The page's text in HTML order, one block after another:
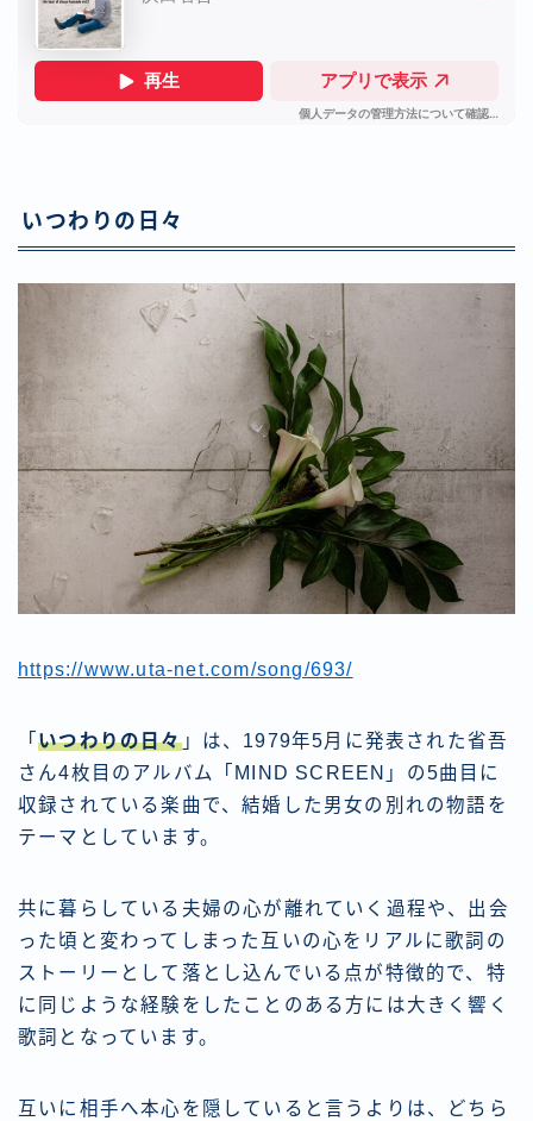
いつわりの日々
https://www.uta-net.com/song/693/
「いつわりの日々」は、1979年5月に発表された省吾
さん4枚目のアルバム「MIND SCREEN」の5曲目に
収録されている楽曲で、結婚した男女の別れの物語を
テーマとしています。
共に暮らしている夫婦の心が離れていく過程や、出会
った頃と変わってしまった互いの心をリアルに歌詞の
ストーリーとして落とし込んでいる点が特徴的で、特
に同じような経験をしたことのある方には大きく響く
歌詞となっています。
互いに相手へ本心を隠していると言うよりは、どちら